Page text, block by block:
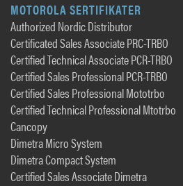
MOTOROLA SERTIFIKATER
Authorized Nordic Distributor
Certificated Sales Associate PRC-TRBO
Certified Technical Associate PCR-TRBO
Certified Sales Professional PCR-TRBO
Certified Sales Professional Mototrbo
Certified Technical Professional Mtotrbo
Cancopy
Dimetra Micro System
Dimetra Compact System
Certified Sales Associate Dimetra